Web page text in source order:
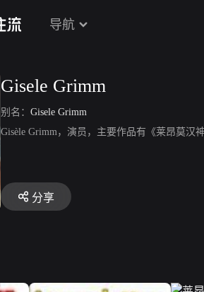
导航
Gisele Grimm
别名： Gisele Grimm
Gisèle Grimm，演员，主要作品有《莱昂莫汉
分享